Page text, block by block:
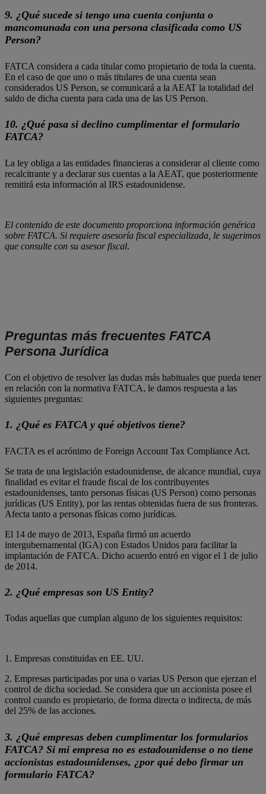
9. ¿Qué sucede si tengo una cuenta conjunta o
mancomunada con una persona clasificada como US
Person?
FATCA considera a cada titular como propietario de toda la cuenta.
En el caso de que uno o más titulares de una cuenta sean
considerados US Person, se comunicará a la AEAT la totalidad del
saldo de dicha cuenta para cada una de las US Person.
10. ¿Qué pasa si declino cumplimentar el formulario
FATCA?
La ley obliga a las entidades financieras a considerar al cliente como
recalcitrante y a declarar sus cuentas a la AEAT, que posteriormente
remitirá esta información al IRS estadounidense.
El contenido de este documento proporciona información genérica
sobre FATCA. Si requiere asesoría fiscal especializada, le sugerimos
que consulte con su asesor fiscal.
Preguntas más frecuentes FATCA
Persona Jurídica
Con el objetivo de resolver las dudas más habituales que pueda tener
en relación con la normativa FATCA, le damos respuesta a las
siguientes preguntas:
1. ¿Qué es FATCA y qué objetivos tiene?
FACTA es el acrónimo de Foreign Account Tax Compliance Act.
Se trata de una legislación estadounidense, de alcance mundial, cuya
finalidad es evitar el fraude fiscal de los contribuyentes
estadounidenses, tanto personas físicas (US Person) como personas
jurídicas (US Entity), por las rentas obtenidas fuera de sus fronteras.
Afecta tanto a personas físicas como jurídicas.
El 14 de mayo de 2013, España firmó un acuerdo
intergubernamental (IGA) con Estados Unidos para facilitar la
implantación de FATCA. Dicho acuerdo entró en vigor el 1 de julio
de 2014.
2. ¿Qué empresas son US Entity?
Todas aquellas que cumplan alguno de los siguientes requisitos:
1. Empresas constituidas en EE. UU.
2. Empresas participadas por una o varias US Person que ejerzan el
control de dicha sociedad. Se considera que un accionista posee el
control cuando es propietario, de forma directa o indirecta, de más
del 25% de las acciones.
3. ¿Qué empresas deben cumplimentar los formularios
FATCA? Si mi empresa no es estadounidense o no tiene
accionistas estadounidenses, ¿por qué debo firmar un
formulario FATCA?